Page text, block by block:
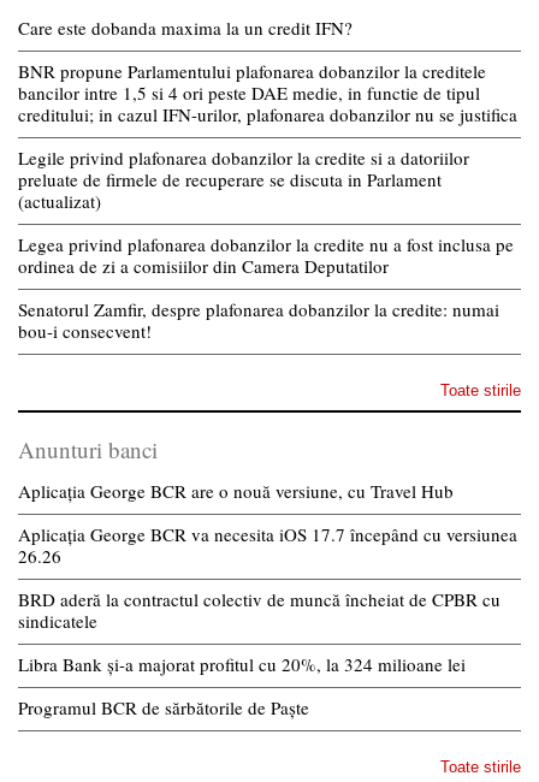
Care este dobanda maxima la un credit IFN?
BNR propune Parlamentului plafonarea dobanzilor la creditele
bancilor intre 1,5 si 4 ori peste DAE medie, in functie de tipul
creditului; in cazul IFN-urilor, plafonarea dobanzilor nu se justifica
Legile privind plafonarea dobanzilor la credite si a datoriilor
preluate de firmele de recuperare se discuta in Parlament
(actualizat)
Legea privind plafonarea dobanzilor la credite nu a fost inclusa pe
ordinea de zi a comisiilor din Camera Deputatilor
Senatorul Zamfir, despre plafonarea dobanzilor la credite: numai
bou-i consecvent!
Toate stirile
Anunturi banci
Aplicația George BCR are o nouă versiune, cu Travel Hub
Aplicația George BCR va necesita iOS 17.7 începând cu versiunea
26.26
BRD aderă la contractul colectiv de muncă încheiat de CPBR cu
sindicatele
Libra Bank și-a majorat profitul cu 20%, la 324 milioane lei
Programul BCR de sărbătorile de Paște
Toate stirile